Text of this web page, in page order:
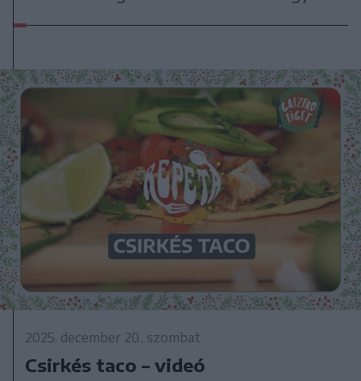
2025. december 20., szombat
Csirkés taco – videó